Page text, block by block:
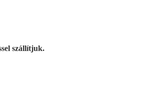
szállítjuk.